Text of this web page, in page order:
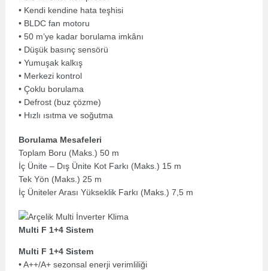
• Kendi kendine hata teşhisi
• BLDC fan motoru
• 50 m’ye kadar borulama imkânı
• Düşük basınç sensörü
• Yumuşak kalkış
• Merkezi kontrol
• Çoklu borulama
• Defrost (buz çözme)
• Hızlı ısıtma ve soğutma
Borulama Mesafeleri
Toplam Boru (Maks.) 50 m
İç Ünite – Dış Ünite Kot Farkı (Maks.) 15 m
Tek Yön (Maks.) 25 m
İç Üniteler Arası Yükseklik Farkı (Maks.) 7,5 m
Multi F 1+4 Sistem
Multi F 1+4 Sistem
• A++/A+ sezonsal enerji verimliliği